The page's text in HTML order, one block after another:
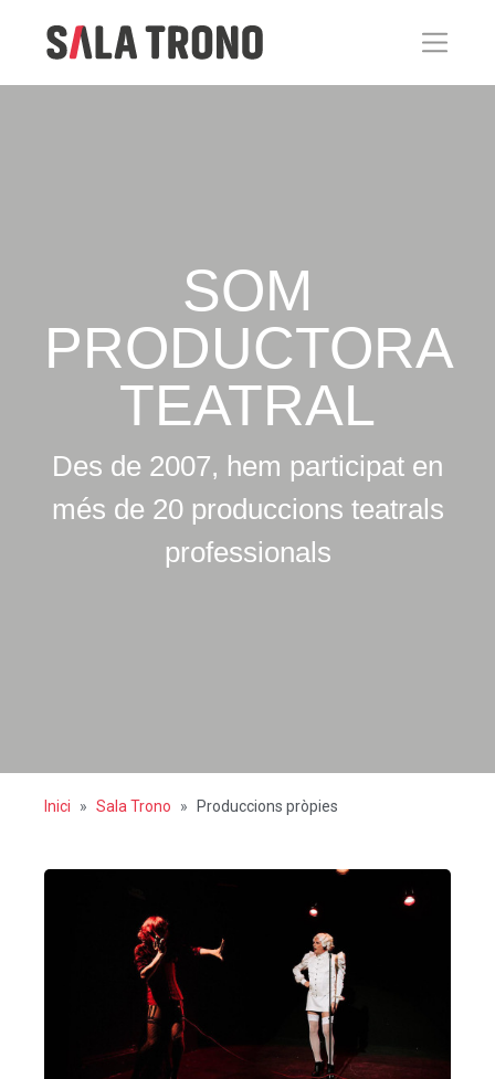
SOM
PRODUCTORA
TEATRAL
Des de 2007, hem participat en
més de 20 produccions teatrals
professionals
Inici Sala Trono Produccions pròpies